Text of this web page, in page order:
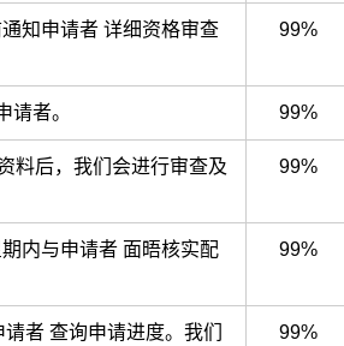
知申请者 详细资格审查
99%
者。 99%
料后，我们会进行审查及
99%
内与申请者 面晤核实配
99%
者 查询申请进度。我们
99%